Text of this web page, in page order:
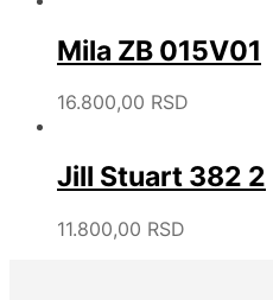
Mila ZB 015V01
16.800,00 RSD
Jill Stuart 382 2
11.800,00 RSD